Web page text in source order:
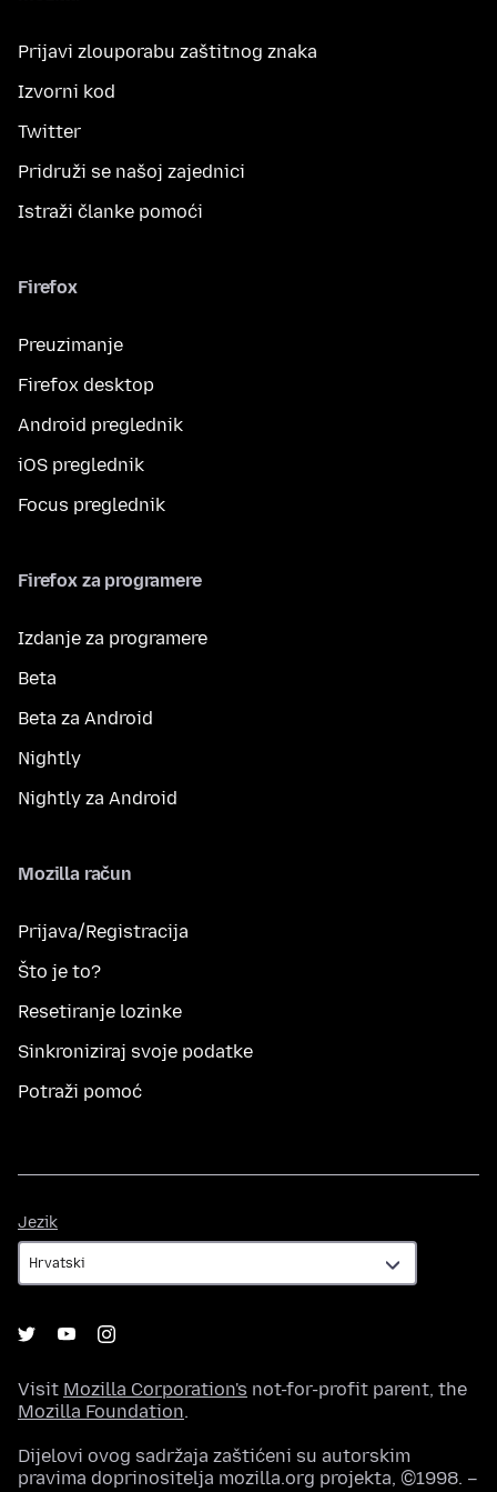
Prijavi zlouporabu zaštitnog znaka
Izvorni kod
Twitter
Pridruži se našoj zajednici
Istraži članke pomoći
Firefox
Preuzimanje
Firefox desktop
Android preglednik
iOS preglednik
Focus preglednik
Firefox za programere
Izdanje za programere
Beta
Beta za Android
Nightly
Nightly za Android
Mozilla račun
Prijava/Registracija
Što je to?
Resetiranje lozinke
Sinkroniziraj svoje podatke
Potraži pomoć
Jezik
Visit Mozilla Corporation's not-for-profit parent, the
Mozilla Foundation.
Dijelovi ovog sadržaja zaštićeni su autorskim
pravima doprinositelja mozilla.org projekta, ©1998. –